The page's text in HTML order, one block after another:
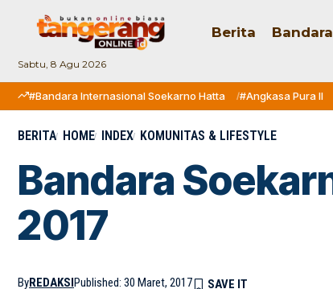
Sabtu, 8 Agu 2026
Berita Bandara
#Bandara Internasional Soekarno Hatta #Angkasa Pura II
BERITA HOME INDEX KOMUNITAS & LIFESTYLE
Bandara
2017
ByREDAKSIPublished: 30 Maret, 2017